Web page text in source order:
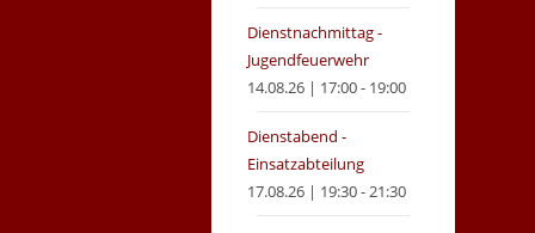
Dienstnachmittag -
Jugendfeuerwehr
14.08.26 | 17:00 - 19:00
Dienstabend -
Einsatzabteilung
17.08.26 | 19:30 - 21:30